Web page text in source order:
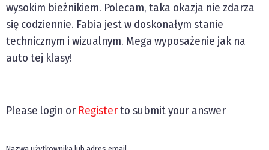
wysokim bieżnikiem. Polecam, taka okazja nie zdarza
się codziennie. Fabia jest w doskonałym stanie
technicznym i wizualnym. Mega wyposażenie jak na
auto tej klasy!
Please login or Registerto submit your answer